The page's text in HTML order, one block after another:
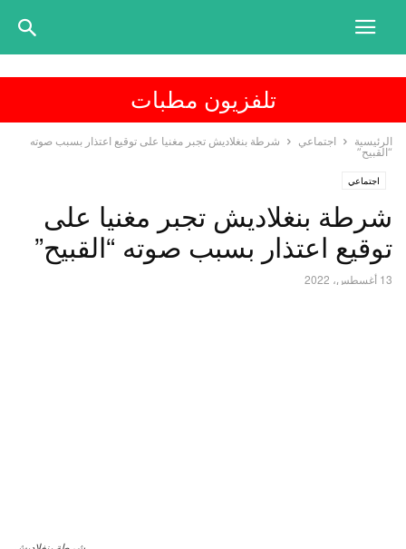
تلفزيون مطبات
الرئيسية اجتماعي
شرطة بنغلاديش تجبر مغنيا على توقيع اعتذار بسبب صوته
“القبيح”
اجتماعي
شرطة بنغلاديش تجبر مغنيا على
توقيع اعتذار بسبب صوته “القبيح”
13 أغسطس، 2022